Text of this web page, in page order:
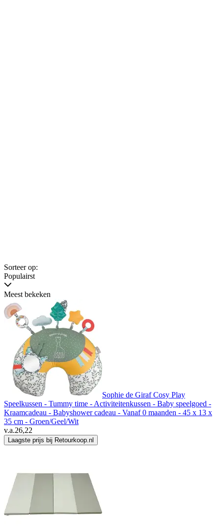
Sorteer op:
Populairst
Meest bekeken
Sophie de Giraf Cosy Play
Speelkussen - Tummy time - Activiteitenkussen - Baby speelgoed -
Kraamcadeau - Babyshower cadeau - Vanaf 0 maanden - 45 x 13 x
35 cm - Groen/Geel/Wit
v.a.26,22
Laagste prijs bij Retourkoop.nl